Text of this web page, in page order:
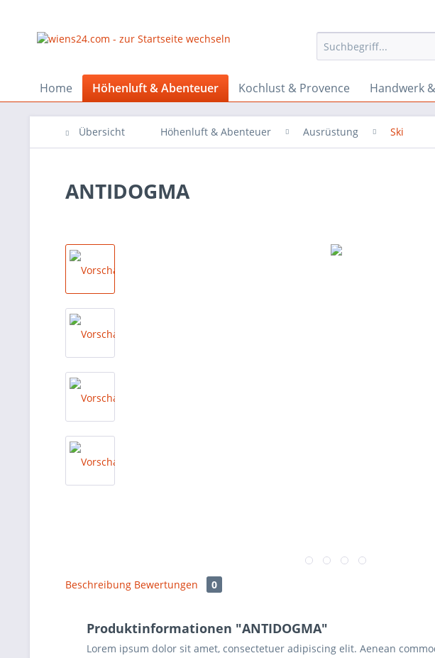
Home Höhenluft & Abenteuer Kochlust & Provence Handwerk
Übersicht Höhenluft & Abenteuer Ausrüstung Ski
ANTIDOGMA
Beschreibung Bewertungen 0
Produktinformationen "ANTIDOGMA"
Lorem ipsum dolor sit amet, consectetuer adipiscing elit. Aenean